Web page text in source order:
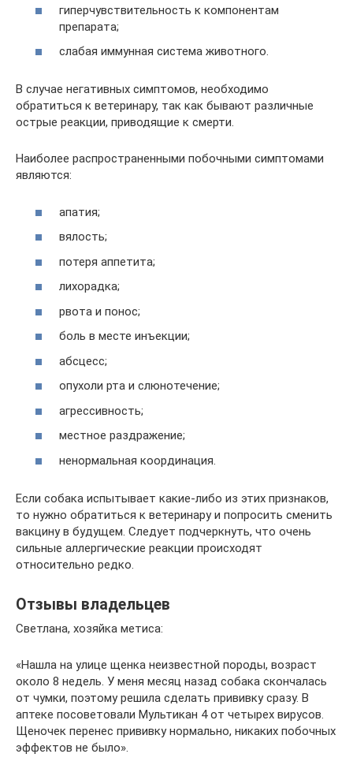
гиперчувствительность к компонентам
препарата;
слабая иммунная система животного.
В случае негативных симптомов, необходимо
обратиться к ветеринару, так как бывают различные
острые реакции, приводящие к смерти.
Наиболее распространенными побочными симптомами
являются:
апатия;
вялость;
потеря аппетита;
лихорадка;
рвота и понос;
боль в месте инъекции;
абсцесс;
опухоли рта и слюнотечение;
агрессивность;
местное раздражение;
ненормальная координация.
Если собака испытывает какие-либо из этих признаков,
то нужно обратиться к ветеринару и попросить сменить
вакцину в будущем. Следует подчеркнуть, что очень
сильные аллергические реакции происходят
относительно редко.
Отзывы владельцев
Светлана, хозяйка метиса:
«Нашла на улице щенка неизвестной породы, возраст
около 8 недель. У меня месяц назад собака скончалась
от чумки, поэтому решила сделать прививку сразу. В
аптеке посоветовали Мультикан 4 от четырех вирусов.
Щеночек перенес прививку нормально, никаких побочных
эффектов не было».